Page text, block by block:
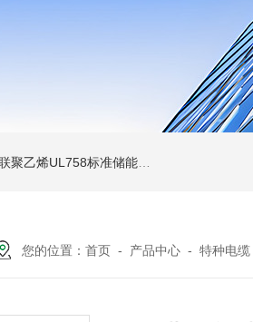
乙烯UL758标准储能电缆 UL758标准
您的位置： 首页 - 产品中心 - 特种电缆